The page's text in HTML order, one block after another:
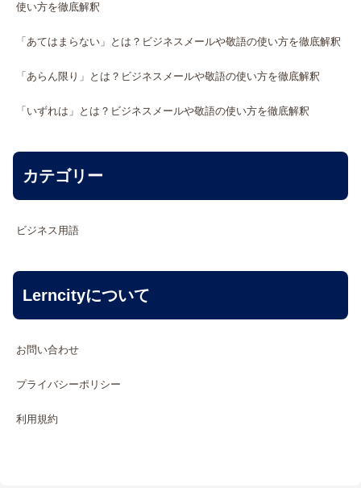
使い方を徹底解釈
「あてはまらない」とは？ビジネスメールや敬語の使い方を徹底解釈
「あらん限り」とは？ビジネスメールや敬語の使い方を徹底解釈
「いずれは」とは？ビジネスメールや敬語の使い方を徹底解釈
カテゴリー
ビジネス用語
Lerncityについて
お問い合わせ
プライバシーポリシー
利用規約